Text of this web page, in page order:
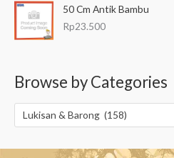
50 Cm Antik Bambu
Rp23.500
Browse by Categories
Lukisan & Barong (158)